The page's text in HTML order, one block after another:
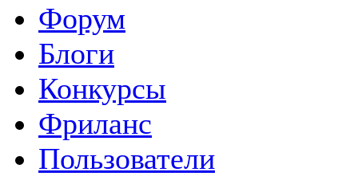
Форум
Блоги
Конкурсы
Фриланс
Пользователи